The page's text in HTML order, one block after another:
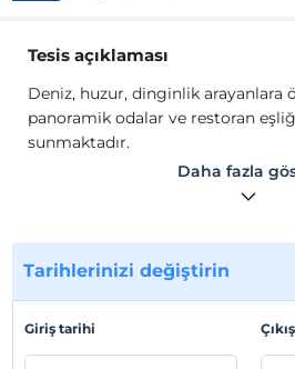
Tesis açıklaması
Deniz, huzur, dinginlik arayanlara
panoramik odalar ve restoran
sunmaktadır.
Gürültü ve karmaşadan uzak,
eşliğinde geceleri yıldızları daha
temiz kalabalıktan uzak tatil
Tesis lokasyon bilgileri
km. mesafede konumlanmıştır.
Daha fazla
Tarihlerinizi değiştirin
Giriş tarihi